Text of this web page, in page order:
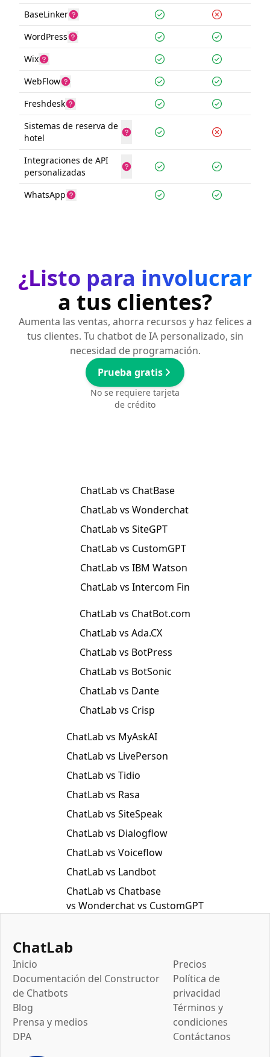
BaseLinker
WordPress
Wix
WebFlow
Freshdesk
Sistemas de reserva de
hotel
Integraciones de API
personalizadas
WhatsApp
¿Listo para involucrar
a tus clientes?
Aumenta las ventas, ahorra recursos y haz felices a
tus clientes. Tu chatbot de IA personalizado, sin
necesidad de programación.
Prueba gratis
No se requiere tarjeta
de crédito
ChatLab vs ChatBase
ChatLab vs Wonderchat
ChatLab vs SiteGPT
ChatLab vs CustomGPT
ChatLab vs IBM Watson
ChatLab vs Intercom Fin
ChatLab vs ChatBot.com
ChatLab vs Ada.CX
ChatLab vs BotPress
ChatLab vs BotSonic
ChatLab vs Dante
ChatLab vs Crisp
ChatLab vs MyAskAI
ChatLab vs LivePerson
ChatLab vs Tidio
ChatLab vs Rasa
ChatLab vs SiteSpeak
ChatLab vs Dialogflow
ChatLab vs Voiceflow
ChatLab vs Landbot
ChatLab vs Chatbase
vs Wonderchat vs CustomGPT
ChatLab
Inicio
Documentación del Constructor
de Chatbots
Blog
Prensa y medios
DPA
Precios
Política de
privacidad
Términos y
condiciones
Contáctanos